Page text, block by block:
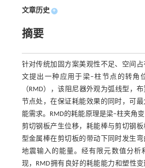
文章历史 +
摘要
针对传统加固方案美观性不足、空间
文提出一种应用于梁–柱节点的转角
（RMD），该阻尼器外观为弧线型，
节点处，在保证耗能效果的同时，可
能需求。RMD的耗能原理是梁–柱夹角
剪切钢板产生位移，耗能棒与剪切钢
型金属棒在剪切板的带动下同时发生
地震输入的能量。经有限元数值分析
现，RMD拥有良好的耗能能力和塑性